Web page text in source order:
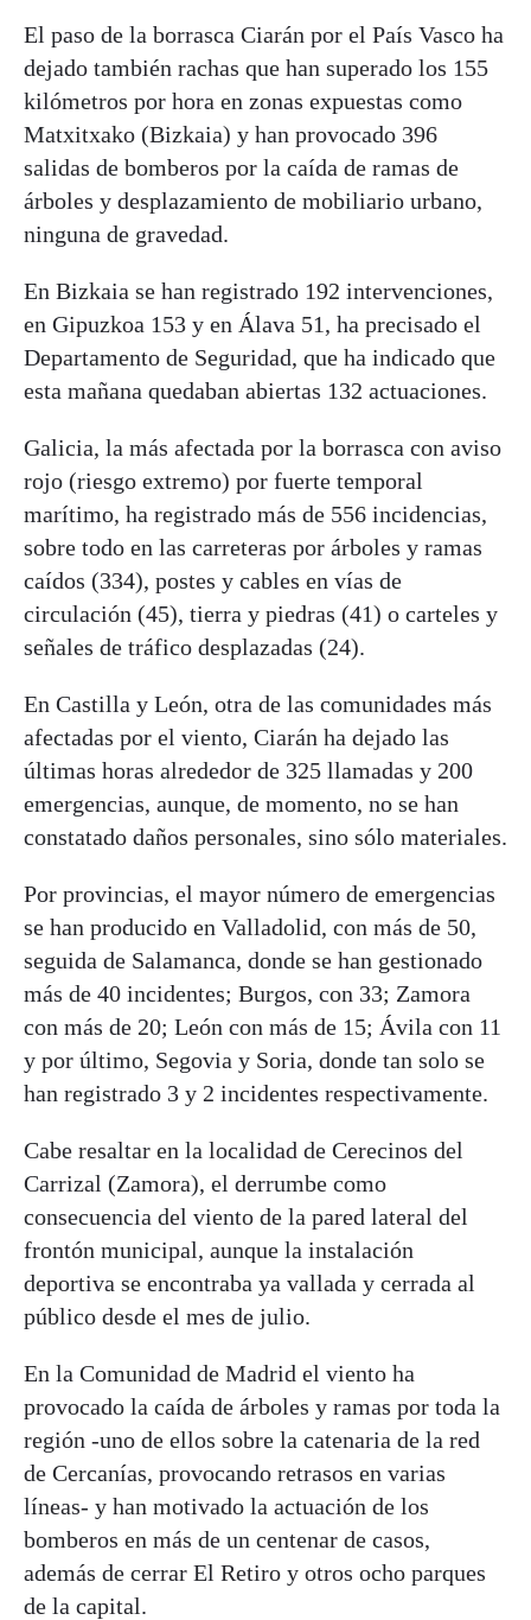
El paso de la borrasca Ciarán por el País Vasco ha
dejado también rachas que han superado los 155
kilómetros por hora en zonas expuestas como
Matxitxako (Bizkaia) y han provocado 396
salidas de bomberos por la caída de ramas de
árboles y desplazamiento de mobiliario urbano,
ninguna de gravedad.
En Bizkaia se han registrado 192 intervenciones,
en Gipuzkoa 153 y en Álava 51, ha precisado el
Departamento de Seguridad, que ha indicado que
esta mañana quedaban abiertas 132 actuaciones.
Galicia, la más afectada por la borrasca con aviso
rojo (riesgo extremo) por fuerte temporal
marítimo, ha registrado más de 556 incidencias,
sobre todo en las carreteras por árboles y ramas
caídos (334), postes y cables en vías de
circulación (45), tierra y piedras (41) o carteles y
señales de tráfico desplazadas (24).
En Castilla y León, otra de las comunidades más
afectadas por el viento, Ciarán ha dejado las
últimas horas alrededor de 325 llamadas y 200
emergencias, aunque, de momento, no se han
constatado daños personales, sino sólo materiales.
Por provincias, el mayor número de emergencias
se han producido en Valladolid, con más de 50,
seguida de Salamanca, donde se han gestionado
más de 40 incidentes; Burgos, con 33; Zamora
con más de 20; León con más de 15; Ávila con 11
y por último, Segovia y Soria, donde tan solo se
han registrado 3 y 2 incidentes respectivamente.
Cabe resaltar en la localidad de Cerecinos del
Carrizal (Zamora), el derrumbe como
consecuencia del viento de la pared lateral del
frontón municipal, aunque la instalación
deportiva se encontraba ya vallada y cerrada al
público desde el mes de julio.
En la Comunidad de Madrid el viento ha
provocado la caída de árboles y ramas por toda la
región -uno de ellos sobre la catenaria de la red
de Cercanías, provocando retrasos en varias
líneas- y han motivado la actuación de los
bomberos en más de un centenar de casos,
además de cerrar El Retiro y otros ocho parques
de la capital.